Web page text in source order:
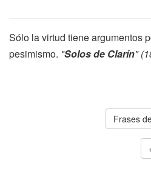
Sólo la virtud tiene argumentos
pesimismo. "Solos de Clarín"
Frases